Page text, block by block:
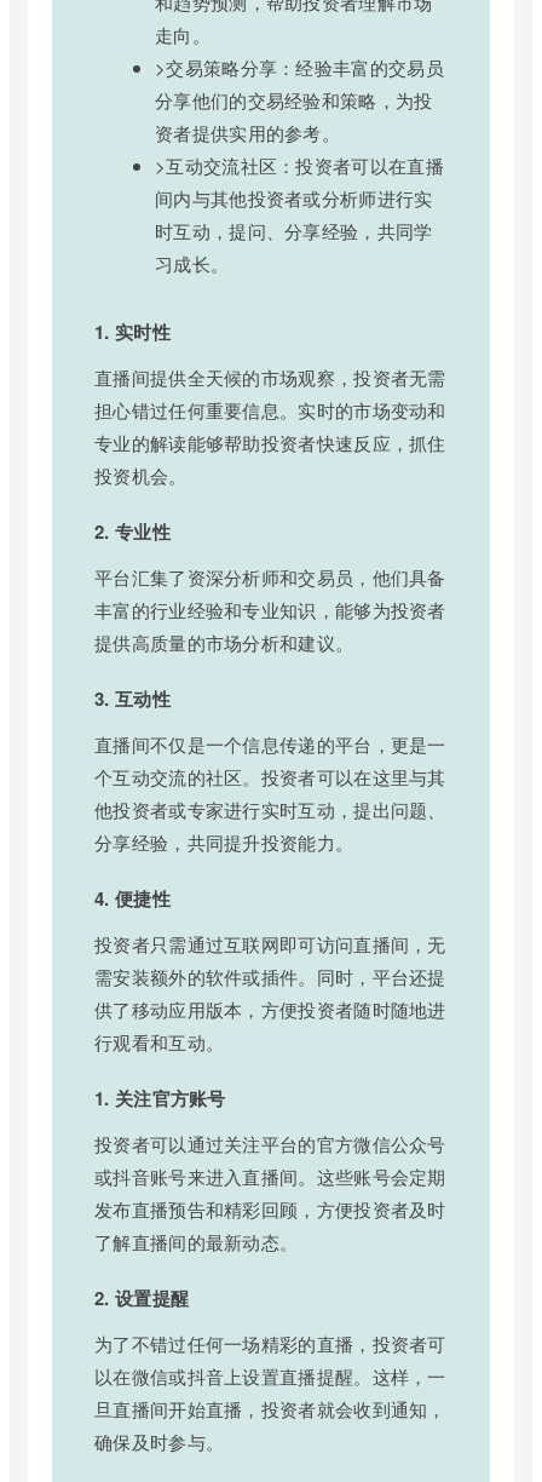
走向。
>交易策略分享：经验丰富的交易员
分享他们的交易经验和策略，为投
资者提供实用的参考。
>互动交流社区：投资者可以在直播
间内与其他投资者或分析师进行实
时互动，提问、分享经验，共同学
习成长。
1. 实时性
直播间提供全天候的市场观察，投资者无需
担心错过任何重要信息。实时的市场变动和
专业的解读能够帮助投资者快速反应，抓住
投资机会。
2. 专业性
平台汇集了资深分析师和交易员，他们具备
丰富的行业经验和专业知识，能够为投资者
提供高质量的市场分析和建议。
3. 互动性
直播间不仅是一个信息传递的平台，更是一
个互动交流的社区。投资者可以在这里与其
他投资者或专家进行实时互动，提出问题、
分享经验，共同提升投资能力。
4. 便捷性
投资者只需通过互联网即可访问直播间，无
需安装额外的软件或插件。同时，平台还提
供了移动应用版本，方便投资者随时随地进
行观看和互动。
1. 关注官方账号
投资者可以通过关注平台的官方微信公众号
或抖音账号来进入直播间。这些账号会定期
发布直播预告和精彩回顾，方便投资者及时
了解直播间的最新动态。
2. 设置提醒
为了不错过任何一场精彩的直播，投资者可
以在微信或抖音上设置直播提醒。这样，一
旦直播间开始直播，投资者就会收到通知，
确保及时参与。